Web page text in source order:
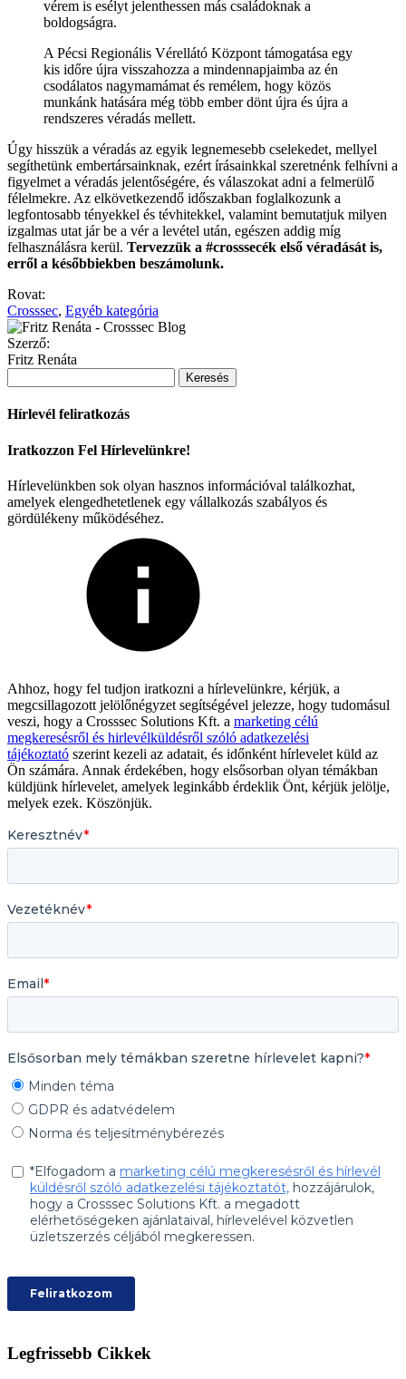
vérem is esélyt jelenthessen más családoknak a
boldogságra.
A Pécsi Regionális Vérellátó Központ támogatása egy
kis időre újra visszahozza a mindennapjaimba az én
csodálatos nagymamámat és remélem, hogy közös
munkánk hatására még több ember dönt újra és újra a
rendszeres véradás mellett.
Úgy hisszük a véradás az egyik legnemesebb cselekedet, mellyel
segíthetünk embertársainknak, ezért írásainkkal szeretnénk felhívni a
figyelmet a véradás jelentőségére, és válaszokat adni a felmerülő
félelmekre. Az elkövetkezendő időszakban foglalkozunk a
legfontosabb tényekkel és tévhitekkel, valamint bemutatjuk milyen
izgalmas utat jár be a vér a levétel után, egészen addig míg
felhasználásra kerül. Tervezzük a #crosssecék első véradását is,
erről a későbbiekben beszámolunk.
Rovat:
Crosssec, Egyéb kategória
Szerző:
Fritz Renáta
Hírlevél feliratkozás
Iratkozzon Fel Hírlevelünkre!
Hírlevelünkben sok olyan hasznos információval találkozhat,
amelyek elengedhetetlenek egy vállalkozás szabályos és
gördülékeny működéséhez.
Ahhoz, hogy fel tudjon iratkozni a hírlevelünkre, kérjük, a
megcsillagozott jelölőnégyzet segítségével jelezze, hogy tudomásul
veszi, hogy a Crosssec Solutions Kft. a marketing célú
megkeresésről és hirlevélküldésről szóló adatkezelési
tájékoztató szerint kezeli az adatait, és időnként hírlevelet küld az
Ön számára. Annak érdekében, hogy elsősorban olyan témákban
küldjünk hírlevelet, amelyek leginkább érdeklik Önt, kérjük jelölje,
melyek ezek. Köszönjük.
Legfrissebb Cikkek